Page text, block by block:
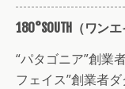
180°SOUTH（ワン
“パタゴニア”創業
フェイス”創業者